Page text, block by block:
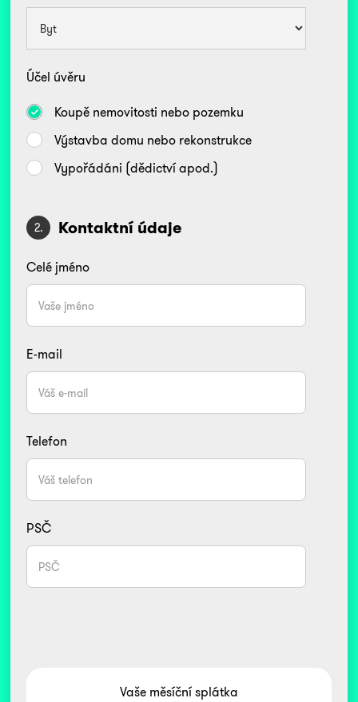
Účel úvěru
Koupě nemovitosti nebo pozemku
Výstavba domu nebo rekonstrukce
Vypořádáni (dědictví apod.)
2. Kontaktní údaje
Celé jméno
E-mail
Telefon
PSČ
Vaše měsíční splátka